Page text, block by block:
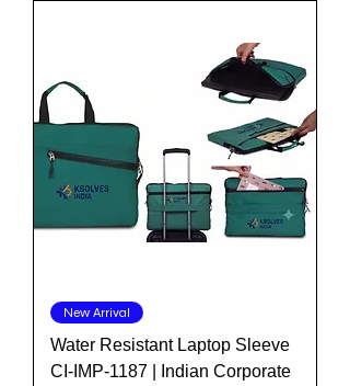
New Arrival
Water Resistant Laptop Sleeve
CI-IMP-1187 | Indian Corporate